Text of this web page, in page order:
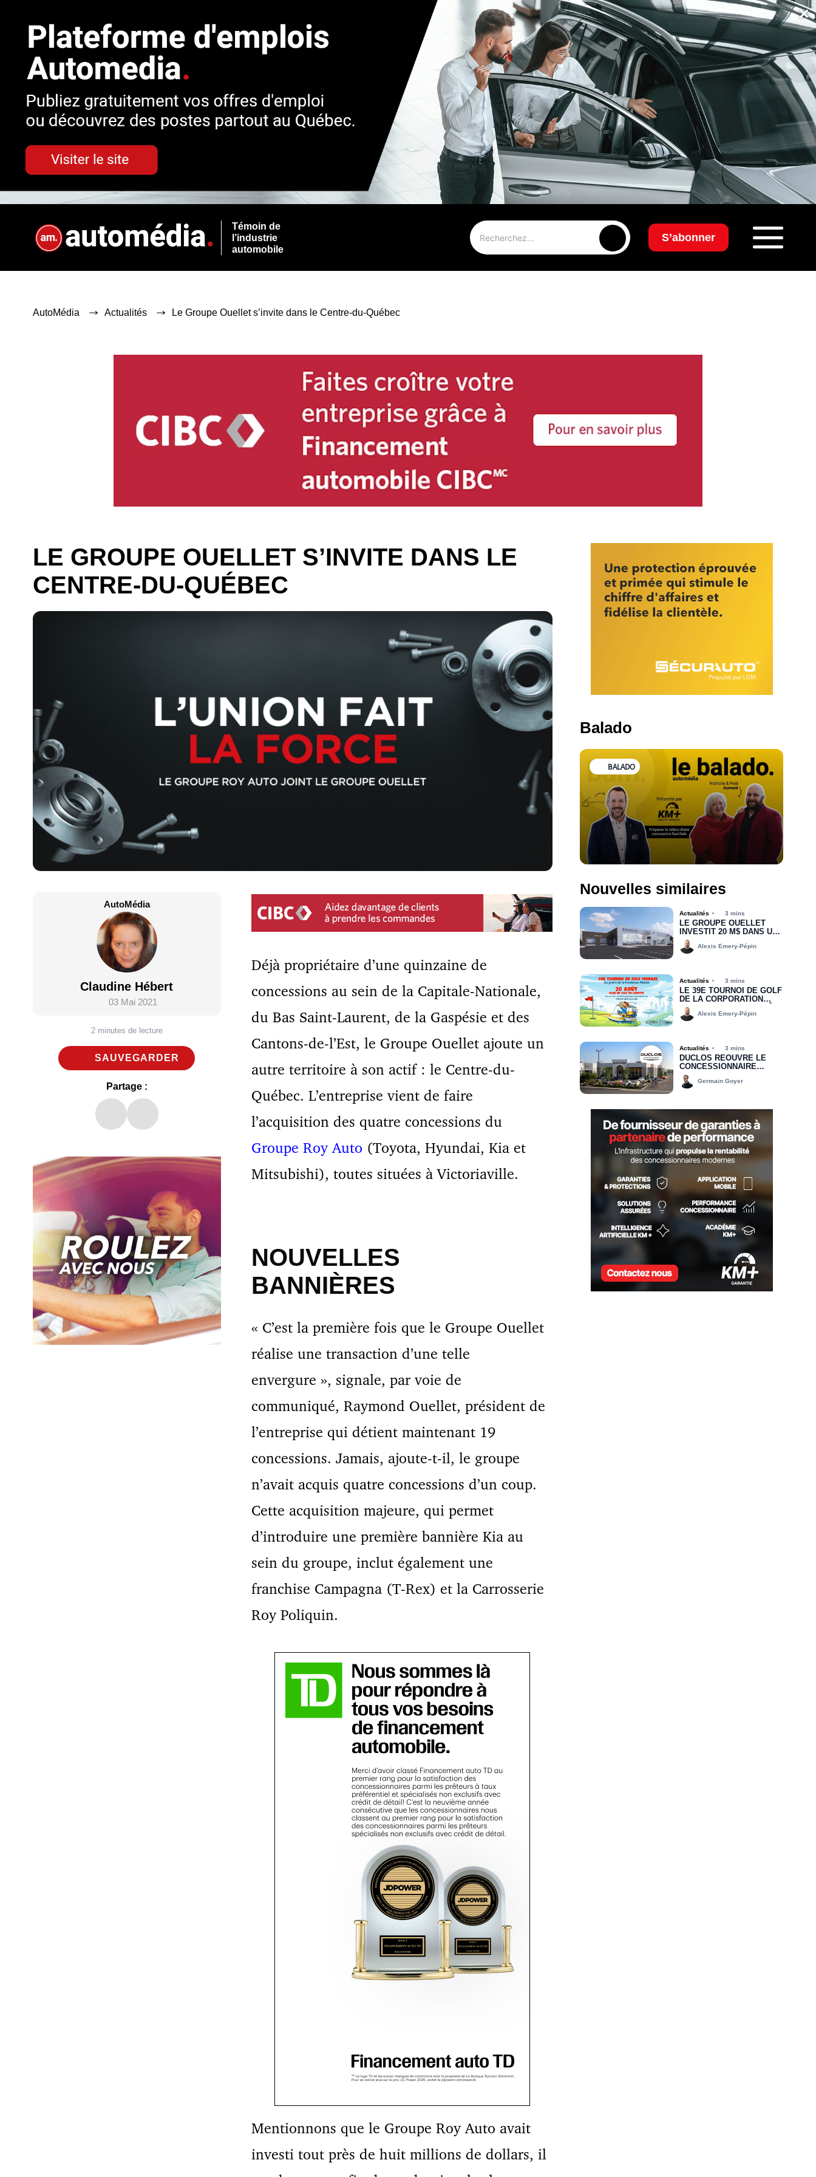
×
Témoin de
l’industrie
automobile
S’abonner
AutoMédia Actualités Le Groupe Ouellet s’invite dans le Centre-du-Québec
LE GROUPE OUELLET S’INVITE DANS LE
CENTRE-DU-QUÉBEC
AutoMédia
Claudine Hébert
03 Mai 2021
2 minutes de lecture
SAUVEGARDER
Partage :
Déjà propriétaire d’une quinzaine de
concessions au sein de la Capitale-Nationale,
du Bas Saint-Laurent, de la Gaspésie et des
Cantons-de-l’Est, le Groupe Ouellet ajoute un
autre territoire à son actif : le Centre-du-
Québec. L’entreprise vient de faire
l’acquisition des quatre concessions du
Groupe Roy Auto (Toyota, Hyundai, Kia et
Mitsubishi), toutes situées à Victoriaville.
NOUVELLES
BANNIÈRES
« C’est la première fois que le Groupe Ouellet
réalise une transaction d’une telle
envergure », signale, par voie de
communiqué, Raymond Ouellet, président de
l’entreprise qui détient maintenant 19
concessions. Jamais, ajoute-t-il, le groupe
n’avait acquis quatre concessions d’un coup.
Cette acquisition majeure, qui permet
d’introduire une première bannière Kia au
sein du groupe, inclut également une
franchise Campagna (T-Rex) et la Carrosserie
Roy Poliquin.
Mentionnons que le Groupe Roy Auto avait
investi tout près de huit millions de dollars, il
Balado
BALADO
Nouvelles similaires
Actualités 3 mins
LE GROUPE OUELLET
INVESTIT 20 M$ DANS UNE
NOUVELLE CONCESSION
POUR RIMOUSKI FORD
Alexis Emery-Pépin
Actualités 3 mins
LE 39E TOURNOI DE GOLF
DE LA CORPORATION
MOBILIS, C’EST BIENTÔT!
Alexis Emery-Pépin
Actualités 3 mins
DUCLOS RÉOUVRE LE
CONCESSIONNAIRE
CHRYSLER DODGE JEEP
RAM DE DRUMMONDVILLE
Germain Goyer